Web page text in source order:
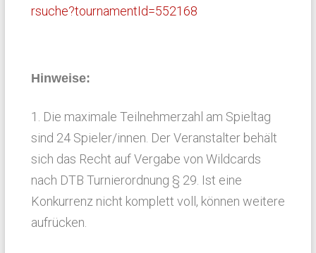
rsuche?tournamentId=552168
Hinweise:
1. Die maximale Teilnehmerzahl am Spieltag
sind 24 Spieler/innen. Der Veranstalter behält
sich das Recht auf Vergabe von Wildcards
nach DTB Turnierordnung § 29. Ist eine
Konkurrenz nicht komplett voll, können weitere
aufrücken.